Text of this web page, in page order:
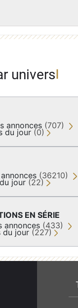
univers
annonces (707)
du jour (0)
(36210)
jour (22)
EN SÉRIE
annonces (433)
du jour (227)